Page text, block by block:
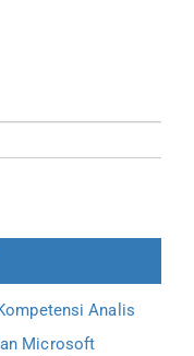
Analis
Microsoft